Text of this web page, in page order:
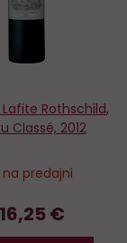
Rothschild,
Classé, 2012
na predajni
€